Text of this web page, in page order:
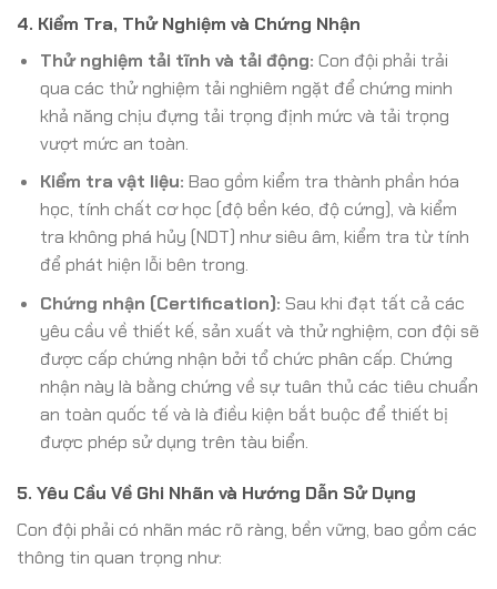
4. Kiểm Tra, Thử Nghiệm và Chứng Nhận
Thử nghiệm tải tĩnh và tải động: Con đội phải trải
qua các thử nghiệm tải nghiêm ngặt để chứng minh
khả năng chịu đựng tải trọng định mức và tải trọng
vượt mức an toàn.
Kiểm tra vật liệu: Bao gồm kiểm tra thành phần hóa
học, tính chất cơ học (độ bền kéo, độ cứng), và kiểm
tra không phá hủy (NDT) như siêu âm, kiểm tra từ tính
để phát hiện lỗi bên trong.
Chứng nhận (Certification): Sau khi đạt tất cả các
yêu cầu về thiết kế, sản xuất và thử nghiệm, con đội sẽ
được cấp chứng nhận bởi tổ chức phân cấp. Chứng
nhận này là bằng chứng về sự tuân thủ các tiêu chuẩn
an toàn quốc tế và là điều kiện bắt buộc để thiết bị
được phép sử dụng trên tàu biển.
5. Yêu Cầu Về Ghi Nhãn và Hướng Dẫn Sử Dụng
Con đội phải có nhãn mác rõ ràng, bền vững, bao gồm các
thông tin quan trọng như: